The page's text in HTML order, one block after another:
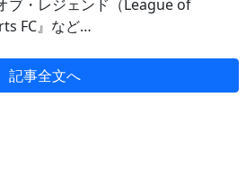
ブ・レジェンド（League of
FC』など…
記事全文へ